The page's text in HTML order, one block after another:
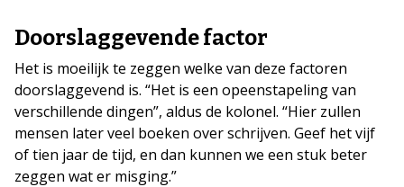
Doorslaggevende factor
Het is moeilijk te zeggen welke van deze factoren
doorslaggevend is. “Het is een opeenstapeling van
verschillende dingen”, aldus de kolonel. “Hier zullen
mensen later veel boeken over schrijven. Geef het vijf
of tien jaar de tijd, en dan kunnen we een stuk beter
zeggen wat er misging.”